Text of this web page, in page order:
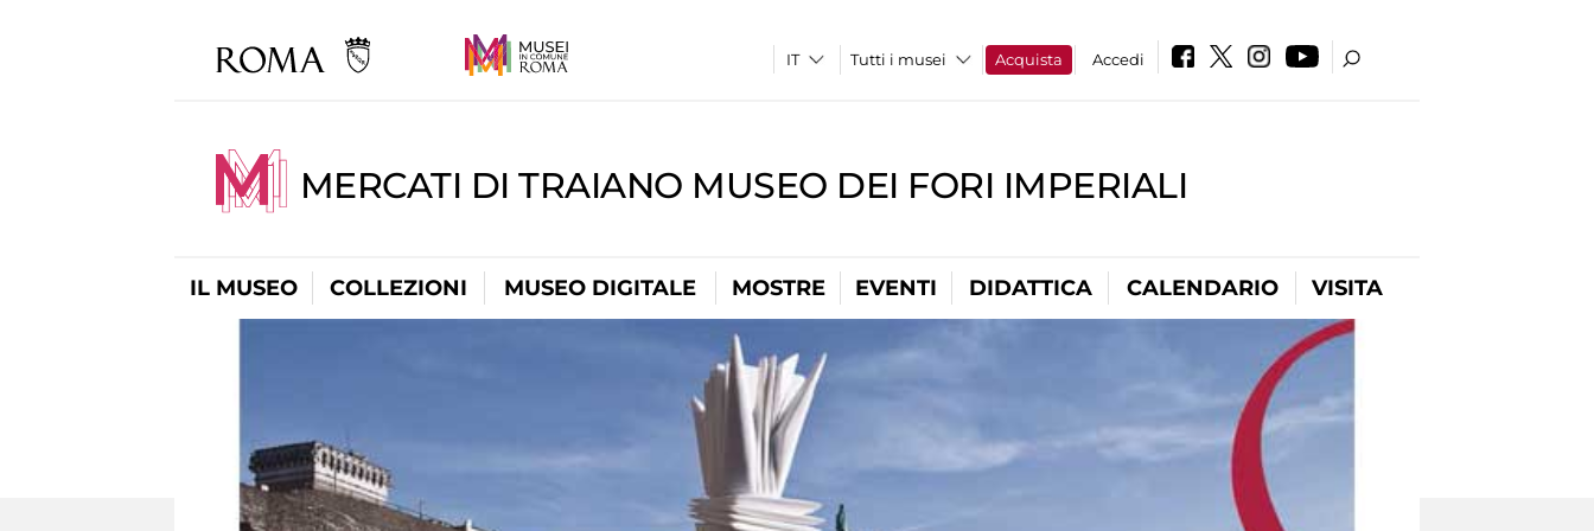
Tutti i musei Acquista Accedi
MERCATI DI TRAIANO MUSEO DEI FORI IMPERIALI
IL MUSEO COLLEZIONI MUSEO DIGITALE MOSTRE EVENTI DIDATTICA CALENDARIO VISITA